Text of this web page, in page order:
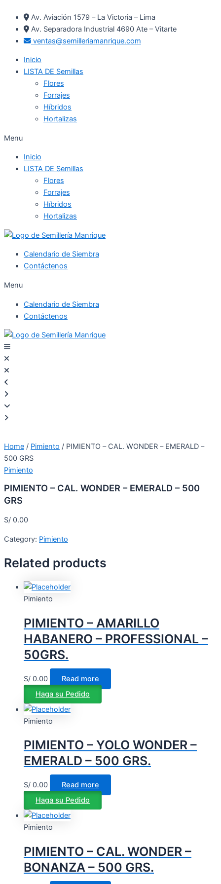
contenido
Av. Aviación 1579 – La Victoria – Lima
Av. Separadora Industrial 4690 Ate – Vitarte
ventas@semilleriamanrique.com
Inicio
LISTA DE Semillas
Flores
Forrajes
Híbridos
Hortalizas
Menu
Inicio
LISTA DE Semillas
Flores
Forrajes
Híbridos
Hortalizas
Calendario de Siembra
Contáctenos
Menu
Calendario de Siembra
Contáctenos
Home / Pimiento / PIMIENTO – CAL. WONDER – EMERALD –
500 GRS
Pimiento
PIMIENTO – CAL. WONDER – EMERALD – 500
GRS
S/ 0.00
Category: Pimiento
Related products
Pimiento
PIMIENTO – AMARILLO
HABANERO – PROFESSIONAL –
50GRS.
S/ 0.00
Read more
Haga su Pedido
Pimiento
PIMIENTO – YOLO WONDER –
EMERALD – 500 GRS.
S/ 0.00
Read more
Haga su Pedido
Pimiento
PIMIENTO – CAL. WONDER –
BONANZA – 500 GRS.